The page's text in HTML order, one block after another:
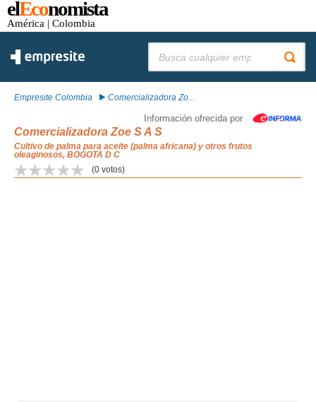
elEconomista
América | Colombia
Empresite Colombia Comercializadora Zo...
Información ofrecida por
Comercializadora Zoe S A S
Cultivo de palma para aceite (palma africana) y otros frutos
oleaginosos, BOGOTA D C
(0 votos)